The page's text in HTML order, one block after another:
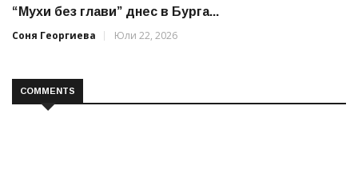
“Мухи без глави” днес в Бурга...
Соня Георгиева
Юли 22, 2026
COMMENTS